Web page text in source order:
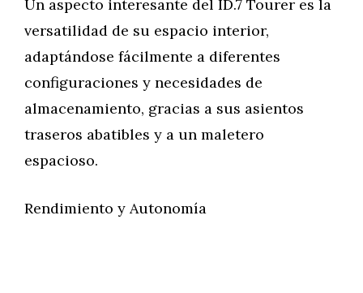
Un aspecto interesante del ID.7 Tourer es la
versatilidad de su espacio interior,
adaptándose fácilmente a diferentes
configuraciones y necesidades de
almacenamiento, gracias a sus asientos
traseros abatibles y a un maletero
espacioso.
Rendimiento y Autonomía